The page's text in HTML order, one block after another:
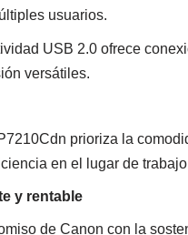
usuarios.
USB 2.0 ofrece
versátiles.
prioriza la
en el lugar de
y rentable
de Canon con la